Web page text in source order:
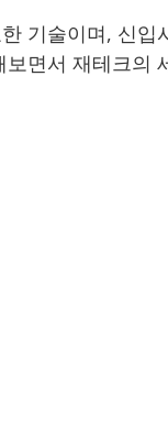
기술이며, 신
면서 재테크의